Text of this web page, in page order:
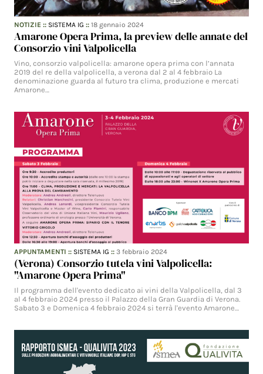
NOTIZIE :: SISTEMA IG ::18 gennaio 2024
Amarone Opera Prima, la preview delle annate del
Consorzio vini Valpolicella
Vino, consorzio valpolicella: amarone opera prima con l’annata
2019 del re della valpolicella, a verona dal 2 al 4 febbraio La
denominazione guarda al futuro tra clima, produzione e mercati
Amarone…
APPUNTAMENTI :: SISTEMA IG ::3 febbraio 2024
(Verona) Consorzio tutela vini Valpolicella:
"Amarone Opera Prima"
Il programma dell'evento dedicato ai vini della Valpolicella, dal 3
al 4 febbraio 2024 presso il Palazzo della Gran Guardia di Verona.
Sabato 3 e Domenica 4 febbraio 2024 si terrà l'evento Amarone…